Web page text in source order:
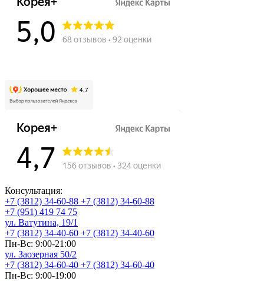
Консультация:
+7 (3812) 34-60-88 +7 (3812) 34-60-88
+7 (951) 419 74 75
ул. Ватутина, 19/1
+7 (3812) 34-40-60 +7 (3812) 34-40-60
Пн-Вс: 9:00-21:00
ул. Заозерная 50/2
+7 (3812) 34-60-40 +7 (3812) 34-60-40
Пн-Вс: 9:00-19:00